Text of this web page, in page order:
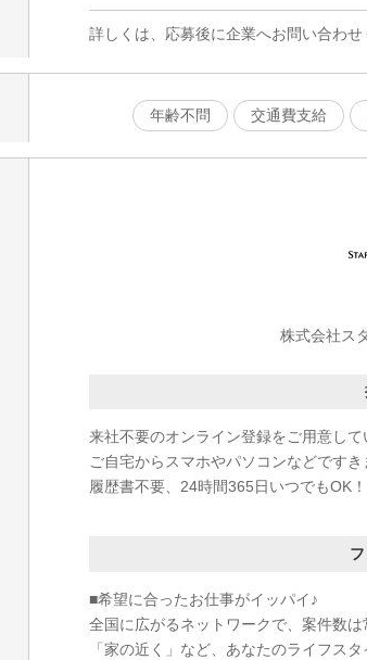
詳しくは、応募後に企業へお問い合わせ
年齢不問
交通費支給
株式会社ス
来社不要のオンライン登録をご用意して
ご自宅からスマホやパソコンなどです
履歴書不要、24時間365日いつでもOK！
■希望に合ったお仕事がイッパイ♪
全国に広がるネットワークで、案件数
「家の近く」など、あなたのライフス